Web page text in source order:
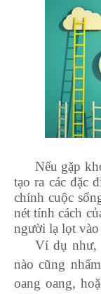
Nếu gặp
tạo ra các đặc
chính cuộc
nét tính cách
người lạ lọt vào
Ví dụ như,
nào cũng
oang oang,